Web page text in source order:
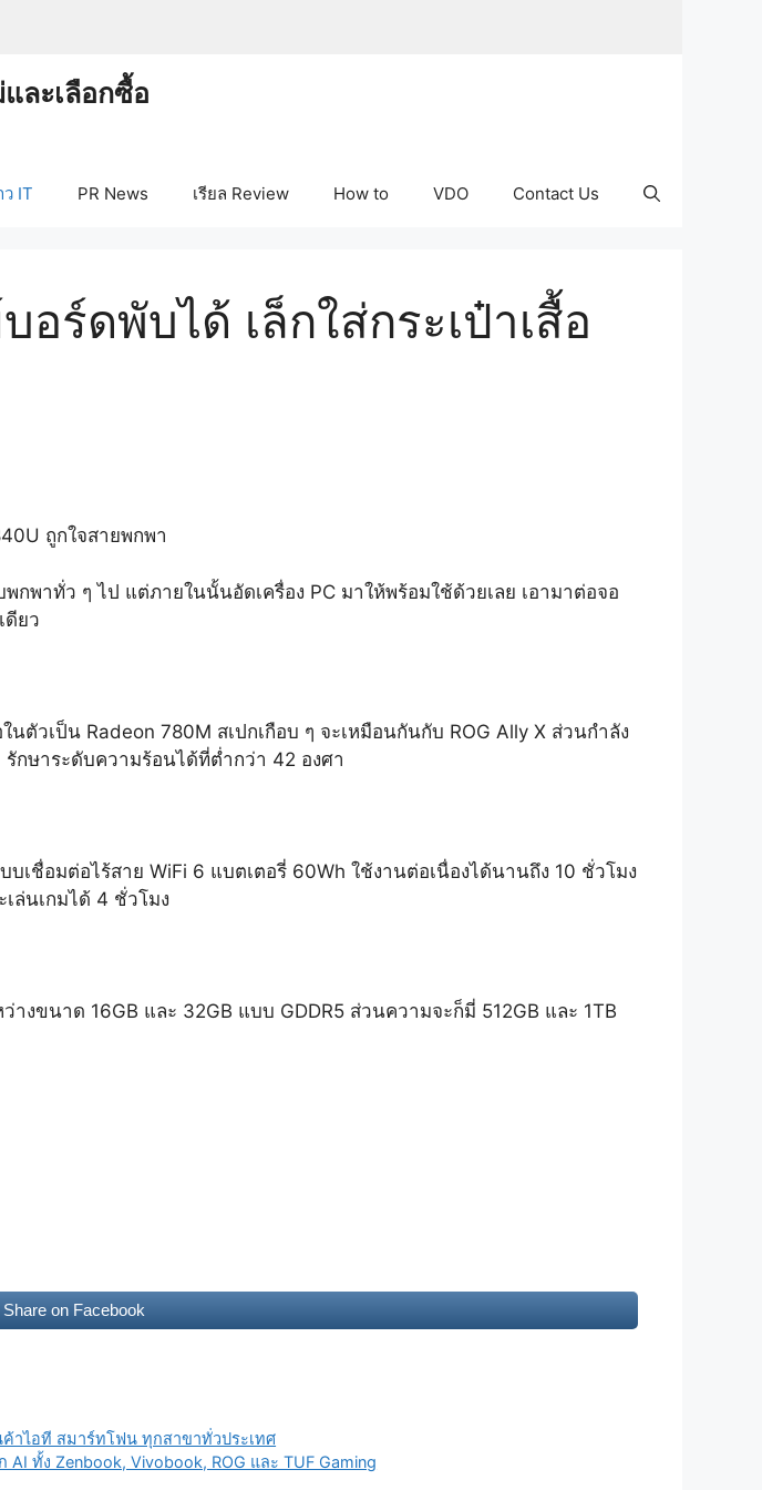
ละเลือกซื้อ
IT PR News เรียล Review How to VDO Contact Us
ร์ดพับได้ เล็กใส่กระเป๋าเสื้อ
ถูกใจสายพกพา
พาทั่ว ๆ ไป แต่ภายในนั้นอัดเครื่อง PC มาให้พร้อมใช้ด้วยเลย เอามาต่อจอ
ดียว
ตัวเป็น Radeon 780M สเปกเกือบ ๆ จะเหมือนกันกับ ROG Ally X ส่วนกำลัง
กษาระดับความร้อนได้ที่ต่ำกว่า 42 องศา
เชื่อมต่อไร้สาย WiFi 6 แบตเตอรี่ 60Wh ใช้งานต่อเนื่องได้นานถึง 10 ชั่วโมง
ล่นเกมได้ 4 ชั่วโมง
ขนาด 16GB และ 32GB แบบ GDDR5 ส่วนความจะก็มี่ 512GB และ 1TB
Share on Facebook
ค้าไอที สมาร์ทโฟน ทุกสาขาทั่วประเทศ
ทั้ง Zenbook, Vivobook, ROG และ TUF Gaming